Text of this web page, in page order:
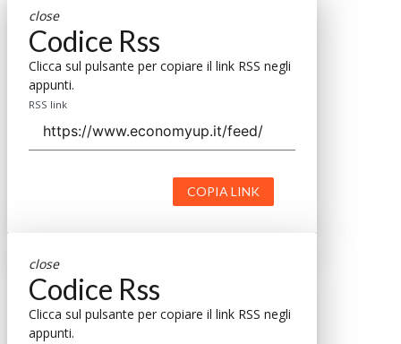
close
Codice Rss
Clicca sul pulsante per copiare il link RSS negli
appunti.
RSS link
COPIA LINK
close
Codice Rss
Clicca sul pulsante per copiare il link RSS negli
appunti.